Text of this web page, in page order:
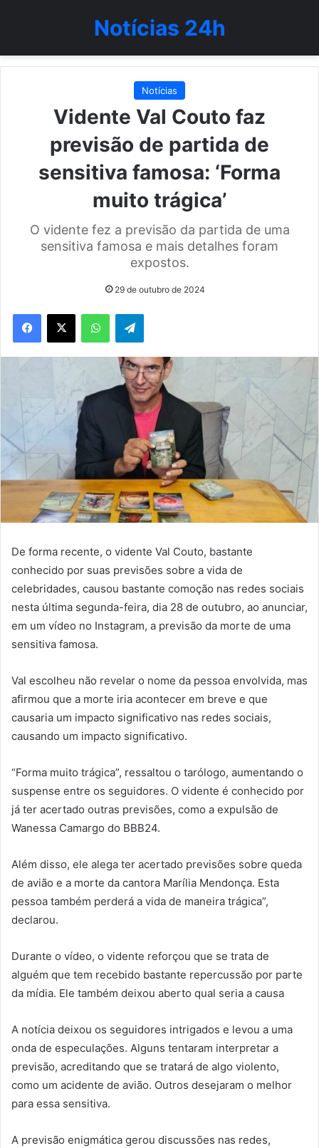
Notícias 24h
Notícias
Vidente Val Couto faz
previsão de partida de
sensitiva famosa: ‘Forma
muito trágica’
O vidente fez a previsão da partida de uma
sensitiva famosa e mais detalhes foram
expostos.
29 de outubro de 2024
WhatsAppTelegram
De forma recente, o vidente Val Couto, bastante
conhecido por suas previsões sobre a vida de
celebridades, causou bastante comoção nas redes sociais
nesta última segunda-feira, dia 28 de outubro, ao anunciar,
em um vídeo no Instagram, a previsão da morte de uma
sensitiva famosa.
Val escolheu não revelar o nome da pessoa envolvida, mas
afirmou que a morte iria acontecer em breve e que
causaria um impacto significativo nas redes sociais,
causando um impacto significativo.
“Forma muito trágica”, ressaltou o tarólogo, aumentando o
suspense entre os seguidores. O vidente é conhecido por
já ter acertado outras previsões, como a expulsão de
Wanessa Camargo do BBB24.
Além disso, ele alega ter acertado previsões sobre queda
de avião e a morte da cantora Marília Mendonça. Esta
pessoa também perderá a vida de maneira trágica”,
declarou.
Durante o vídeo, o vidente reforçou que se trata de
alguém que tem recebido bastante repercussão por parte
da mídia. Ele também deixou aberto qual seria a causa
A notícia deixou os seguidores intrigados e levou a uma
onda de especulações. Alguns tentaram interpretar a
previsão, acreditando que se tratará de algo violento,
como um acidente de avião. Outros desejaram o melhor
para essa sensitiva.
A previsão enigmática gerou discussões nas redes,